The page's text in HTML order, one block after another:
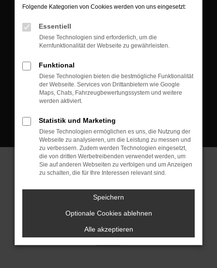
Postadresse:
Kontakt:
Tel.: +49 3745 760 90 20
Fax: +49 3745 760 90 21
Mail: fj@jakob-trading.com
Cookie Einstellungen
© 2026 Jakob Trading GmbH | Neustädter Straße 1 | DE-08223
Neustadt/Vogtland | fj@jakob-trading.com | Webdesign by audaris.de
Folgende Kategorien von Cookies werden von uns eingesetzt:
Essentiell
Diese Technologien sind erforderlich, um die
Kernfunktionalität der Webseite zu gewährleisten.
Funktional
Diese Technologien bieten die bestmögliche Funktionalität
der Webseite. Services von Drittanbietern wie Google
Maps, Chats, Fahrzeugbewertungssystem und weitere
werden aktiviert.
Statistik und Marketing
Diese Technologien ermöglichen es uns, die Nutzung der
Webseite zu analysieren, um die Leistung zu messen und
zu verbessern. Zudem werden Technologien eingesetzt,
die von dritten Werbetreibenden verwendet werden, um
Sie auf anderen Webseiten zu verfolgen und um Anzeigen
zu schalten, die für Ihre Interessen relevant sind.
Speichern
Optionale Cookies ablehnen
Alle akzeptieren